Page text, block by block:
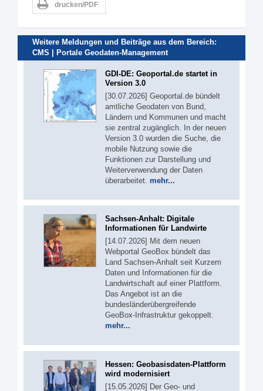
drucken/PDF
Weitere Meldungen und Beiträge aus dem Bereich:
CMS | Portale Geodaten-Management
GDI-DE: Geoportal.de startet in
Version 3.0
[30.07.2026] Geoportal.de bündelt
amtliche Geodaten von Bund,
Ländern und Kommunen und macht
sie zentral zugänglich. In der neuen
Version 3.0 wurden die Suche, die
mobile Nutzung sowie die
Funktionen zur Darstellung und
Weiterverwendung der Daten
überarbeitet. mehr...
Sachsen-Anhalt: Digitale
Informationen für Landwirte
[14.07.2026] Mit dem neuen
Webportal GeoBox bündelt das
Land Sachsen-Anhalt seit Kurzem
Daten und Informationen für die
Landwirtschaft auf einer Plattform.
Das Angebot ist an die
bundesländerübergreifende
GeoBox-Infrastruktur gekoppelt.
mehr...
Hessen: Geobasisdaten-Plattform
wird modernisiert
[15.05.2026] Der Geo- und